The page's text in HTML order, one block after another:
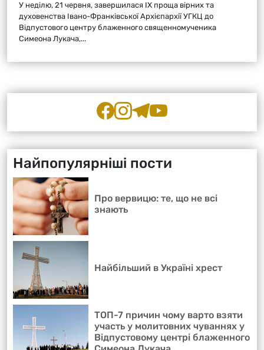
У неділю, 21 червня, завершилася ІХ проща вірних та
духовенства Івано-Франківської Архієпархії УГКЦ до
Відпустового центру блаженного священномученика
Симеона Лукача,...
Найпопулярніші пости
Про вервицю: те, що не всі
знають
Найбільший в Україні хрест
ТОП-7 причин чому варто взяти
участь у молитовних чуваннях у
Відпустовому центрі блаженного